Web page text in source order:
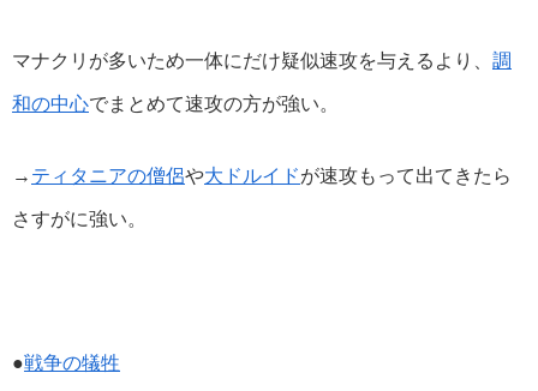
マナクリが多いため一体にだけ疑似速攻を与えるより、 調
和の中心でまとめて速攻の方が強い。
→ ティタニアの僧侶や大ドルイドが速攻もって出てきたら
さすがに強い。
●戦争の犠牲